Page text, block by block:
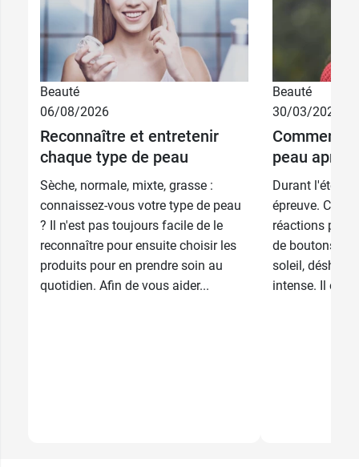
30 ml 27,89 €
50 ml 41,89 €
Beauté
06/08/2026
Reconnaître et entretenir
chaque type de peau
Sèche, normale, mixte, grasse :
connaissez-vous votre type de peau
? Il n'est pas toujours facile de le
reconnaître pour ensuite choisir les
produits pour en prendre soin au
quotidien. Afin de vous aider...
Beauté
30/03/2026
Comment
peau après
Durant l'été, la
épreuve. Cela
réactions
de boutons,
soleil,
intense. Il est